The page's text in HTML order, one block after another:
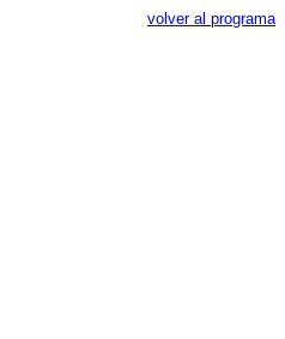
volver al programa